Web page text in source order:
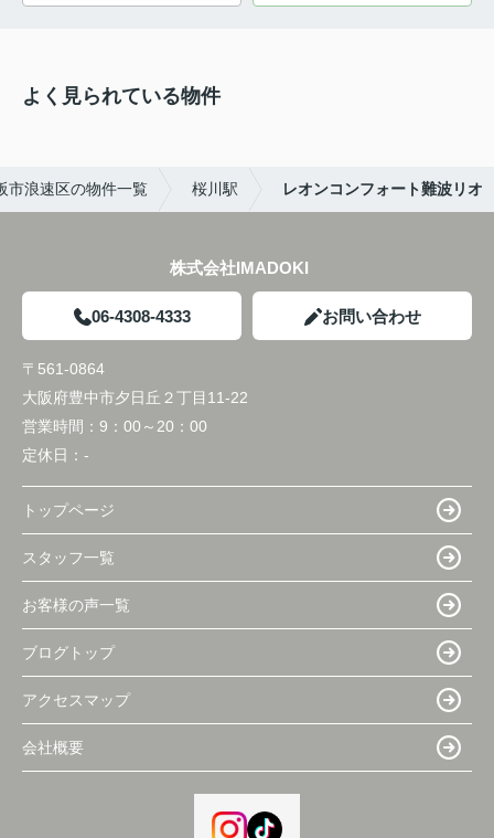
よく見られている物件
市浪速区の物件一覧 桜川駅 レオンコンフォート難波リオ
株式会社IMADOKI
06-4308-4333 お問い合わせ
〒561-0864
大阪府豊中市夕日丘２丁目11-22
営業時間： 9：00～20：00
定休日： -
トップページ
スタッフ一覧
お客様の声一覧
ブログトップ
アクセスマップ
会社概要